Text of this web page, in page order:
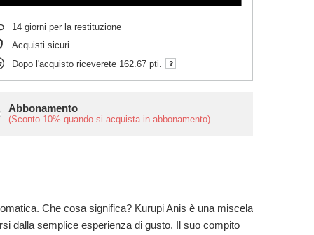
Abbonamento
(Sconto 10% quando si acquista in abbonamento)
14 giorni per la restituzione
Acquisti sicuri
Dopo l'acquisto riceverete 162.67 pti.
Che cosa significa? Kurupi Anis è una miscela
dalla semplice esperienza di gusto. Il suo compito